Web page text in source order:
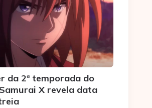
da 2ª temporada do
X revela data